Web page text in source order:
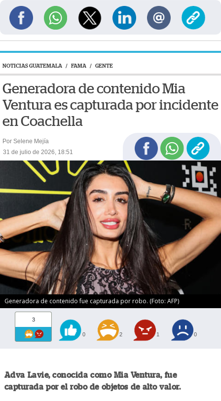
NOTICIAS GUATEMALA / FAMA / GENTE
Generadora de contenido Mia
Ventura es capturada por incidente
en Coachella
Por Selene Mejía
31 de julio de 2026, 18:51
Generadora de contenido fue capturada por robo. (Foto: AFP)
3
0 2 1 0
Adva Lavie, conocida como Mia Ventura, fue
capturada por el robo de objetos de alto valor.